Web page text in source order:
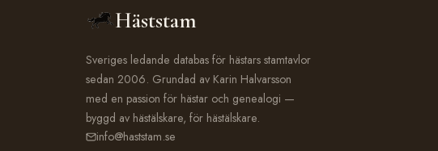
Häststam
Sveriges ledande databas för hästars stamtavlor
sedan 2006. Grundad av Karin Halvarsson
med en passion för hästar och genealogi —
byggd av hästälskare, för hästälskare.
info@haststam.se